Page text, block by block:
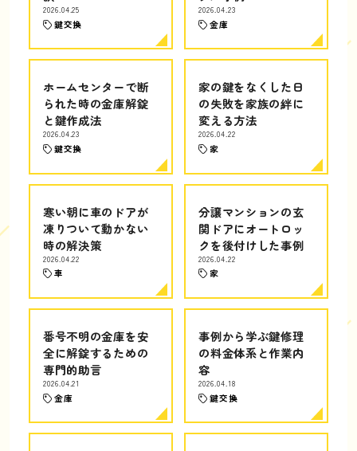
2026.04.25
鍵交換
2026.04.23
金庫
ホームセンターで断
られた時の金庫解錠
と鍵作成法
2026.04.23
鍵交換
家の鍵をなくした日
の失敗を家族の絆に
変える方法
2026.04.22
家
寒い朝に車のドアが
凍りついて動かない
時の解決策
2026.04.22
車
分譲マンションの玄
関ドアにオートロッ
クを後付けした事例
2026.04.22
家
番号不明の金庫を安
全に解錠するための
専門的助言
2026.04.21
金庫
事例から学ぶ鍵修理
の料金体系と作業内
容
2026.04.18
鍵交換